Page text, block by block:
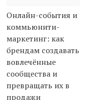
Онлайн-события и
коммьюнити-
маркетинг: как
брендам создавать
вовлечённые
сообщества и
превращать их в
продажи